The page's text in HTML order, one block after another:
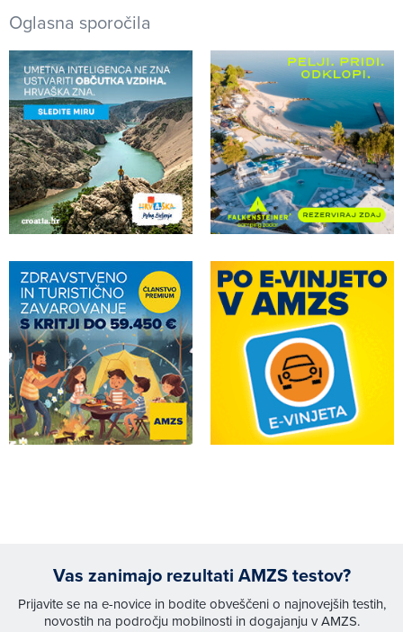
Oglasna sporočila
Vas zanimajo rezultati AMZS testov?
Prijavite se na e-novice in bodite obveščeni o najnovejših testih,
novostih na področju mobilnosti in dogajanju v AMZS.